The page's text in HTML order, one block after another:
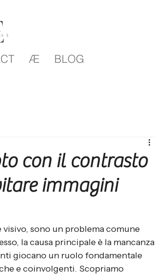
Æ BLOG
con il contrasto
immagini
sono un problema comune
la causa principale è la mancanza
giocano un ruolo fondamentale
e coinvolgenti. Scopriamo